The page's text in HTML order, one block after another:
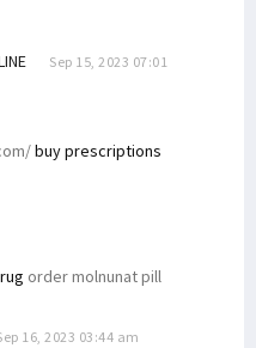
Sep 15, 2023 07:01
buy prescriptions
order molnunat pill
16, 2023 03:44 am